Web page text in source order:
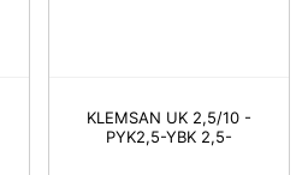
KLEMSAN UK 2,5/10 -
PYK2,5-YBK 2,5-